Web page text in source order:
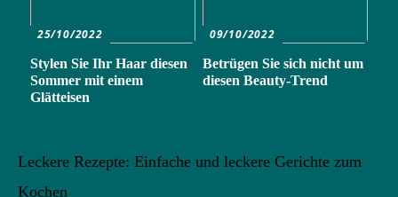
25/10/2022
Stylen Sie Ihr Haar diesen
Sommer mit einem
Glätteisen
09/10/2022
Betrügen Sie sich nicht um
diesen Beauty-Trend
Leckere Rezepte: Einfache und leckere Gerichte zum
Kochen